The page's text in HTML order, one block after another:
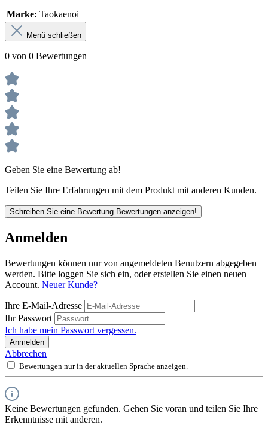
Marke: Taokaenoi
Menü schließen
0 von 0 Bewertungen
Geben Sie eine Bewertung ab!
Teilen Sie Ihre Erfahrungen mit dem Produkt mit anderen Kunden.
Schreiben Sie eine Bewertung Bewertungen anzeigen!
Anmelden
Bewertungen können nur von angemeldeten Benutzern abgegeben
werden. Bitte loggen Sie sich ein, oder erstellen Sie einen neuen
Account. Neuer Kunde?
Ihre E-Mail-Adresse
Ihr Passwort
Ich habe mein Passwort vergessen.
Anmelden
Abbrechen
Bewertungen nur in der aktuellen Sprache anzeigen.
Keine Bewertungen gefunden. Gehen Sie voran und teilen Sie Ihre
Erkenntnisse mit anderen.